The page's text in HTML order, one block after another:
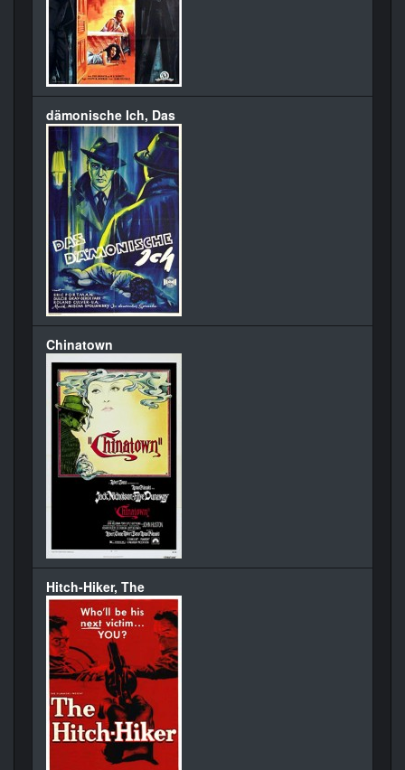
dämonische Ich, Das
Chinatown
Hitch-Hiker, The